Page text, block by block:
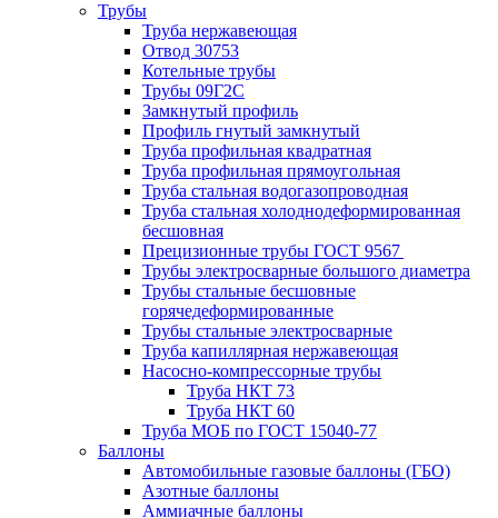
Трубы
Труба нержавеющая
Отвод 30753
Котельные трубы
Трубы 09Г2С
Замкнутый профиль
Профиль гнутый замкнутый
Труба профильная квадратная
Труба профильная прямоугольная
Труба стальная водогазопроводная
Труба стальная холоднодеформированная
бесшовная
Прецизионные трубы ГОСТ 9567
Трубы электросварные большого диаметра
Трубы стальные бесшовные
горячедеформированные
Трубы стальные электросварные
Труба капиллярная нержавеющая
Насосно-компрессорные трубы
Труба НКТ 73
Труба НКТ 60
Труба МОБ по ГОСТ 15040-77
Баллоны
Автомобильные газовые баллоны (ГБО)
Азотные баллоны
Аммиачные баллоны